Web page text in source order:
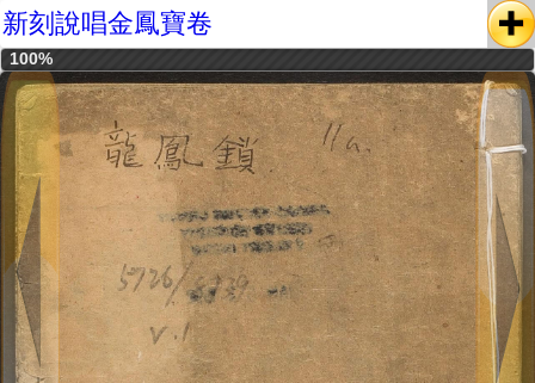
新刻說唱金鳳寶卷
100%